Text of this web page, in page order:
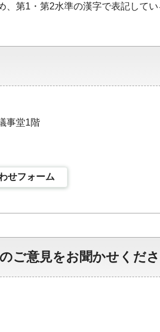
第1・第2水準の漢字で表記してい
事堂1階
せフォーム
ご意見をお聞かせくだ